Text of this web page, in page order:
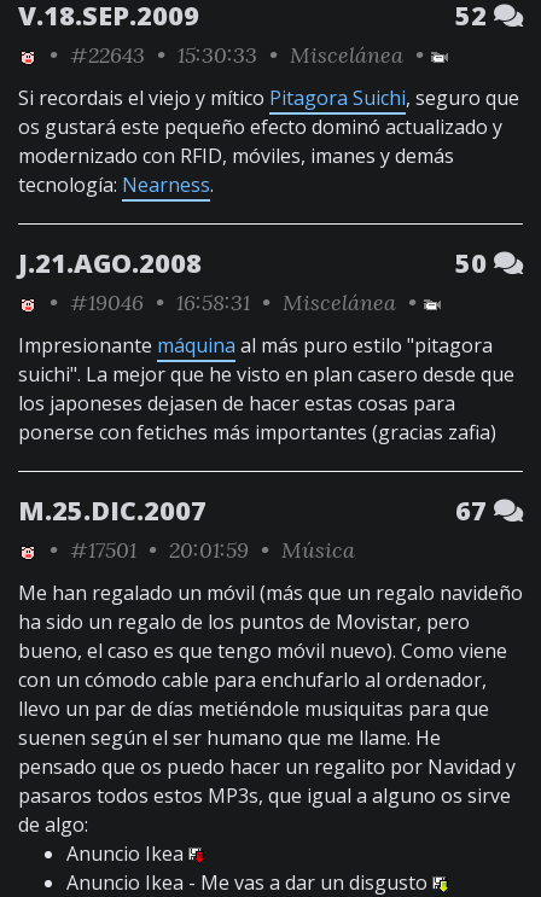
V.18.SEP.2009 52
• #22643 • 15:30:33 • Miscelánea •
Si recordais el viejo y mítico Pitagora Suichi, seguro que
os gustará este pequeño efecto dominó actualizado y
modernizado con RFID, móviles, imanes y demás
tecnología: Nearness.
J.21.AGO.2008 50
• #19046 • 16:58:31 • Miscelánea •
Impresionante máquina al más puro estilo "pitagora
suichi". La mejor que he visto en plan casero desde que
los japoneses dejasen de hacer estas cosas para
ponerse con fetiches más importantes (gracias zafia)
M.25.DIC.2007 67
• #17501 • 20:01:59 • Música
Me han regalado un móvil (más que un regalo navideño
ha sido un regalo de los puntos de Movistar, pero
bueno, el caso es que tengo móvil nuevo). Como viene
con un cómodo cable para enchufarlo al ordenador,
llevo un par de días metiéndole musiquitas para que
suenen según el ser humano que me llame. He
pensado que os puedo hacer un regalito por Navidad y
pasaros todos estos MP3s, que igual a alguno os sirve
de algo:
Anuncio Ikea
Anuncio Ikea - Me vas a dar un disgusto